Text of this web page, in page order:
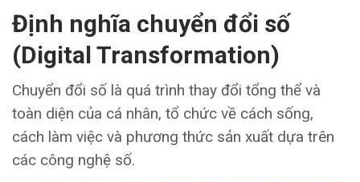
Định nghĩa chuyển đổi số
(Digital Transformation)
Chuyển đổi số là quá trình thay đổi tổng thể và
toàn diện của cá nhân, tổ chức về cách sống,
cách làm việc và phương thức sản xuất dựa trên
các công nghệ số.